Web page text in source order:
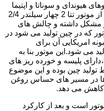
هیوندای و سوناتا و اپتیما
بحث می کنیم.این خودروها در ایران از موتور تتا 2 چهار سیلندر 2/4
مشکل داشته و چالش های
که در چین تولید می شود در
امریکایی آن برای
می شود.این موتور بنا به
پلیسه و خورده ریز های
تولید چین بوده و این موضوع
ها در مسیر های حساس روغن
کاهش می دهد.
است و بعد از کارکرد